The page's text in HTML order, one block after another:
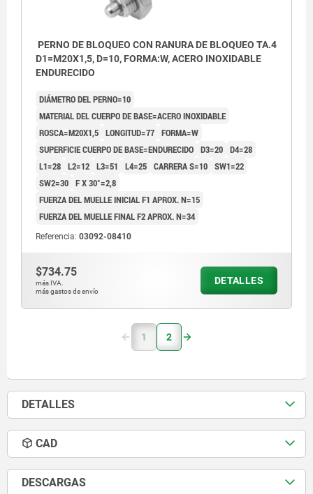
PERNO DE BLOQUEO CON RANURA DE BLOQUEO TA.4
D1=M20X1,5, D=10, FORMA:W, ACERO INOXIDABLE
ENDURECIDO
DIÁMETRO DEL PERNO=10
MATERIAL DEL CUERPO DE BASE=ACERO INOXIDABLE
ROSCA=M20X1,5 LONGITUD=77 FORMA=W
SUPERFICIE CUERPO DE BASE=ENDURECIDO D3=20 D4=28
L1=28 L2=12 L3=51 L4=25 CARRERA S=10 SW1=22
SW2=30 F X 30°=2,8
FUERZA DEL MUELLE INICIAL F1 APROX. N=15
FUERZA DEL MUELLE FINAL F2 APROX. N=34
Referencia: 03092-08410
$734.75
más IVA.
más gastos de envío
DETALLES
1 2
DETALLES
CAD
DESCARGAS